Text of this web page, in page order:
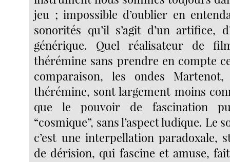
jeu ; impossible d’oublier en
sonorités qu’il s’agit d’un artifice,
générique. Quel réalisateur de
thérémine sans prendre en compte
comparaison, les ondes
thérémine, sont largement moins
que le pouvoir de fascination
“cosmique”, sans l’aspect ludique. Le
c’est une interpellation paradoxale,
de dérision, qui fascine et amuse,